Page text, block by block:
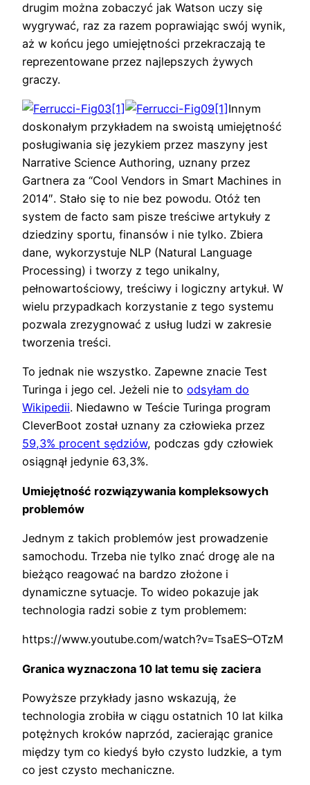
drugim można zobaczyć jak Watson uczy się
wygrywać, raz za razem poprawiając swój wynik,
aż w końcu jego umiejętności przekraczają te
reprezentowane przez najlepszych żywych
graczy.
Innym
doskonałym przykładem na swoistą umiejętność
posługiwania się jezykiem przez maszyny jest
Narrative Science Authoring, uznany przez
Gartnera za “Cool Vendors in Smart Machines in
2014″. Stało się to nie bez powodu. Otóż ten
system de facto sam pisze treściwe artykuły z
dziedziny sportu, finansów i nie tylko. Zbiera
dane, wykorzystuje NLP (Natural Language
Processing) i tworzy z tego unikalny,
pełnowartościowy, treściwy i logiczny artykuł. W
wielu przypadkach korzystanie z tego systemu
pozwala zrezygnować z usług ludzi w zakresie
tworzenia treści.
To jednak nie wszystko. Zapewne znacie Test
Turinga i jego cel. Jeżeli nie to odsyłam do
Wikipedii. Niedawno w Teście Turinga program
CleverBoot został uznany za człowieka przez
59,3% procent sędziów, podczas gdy człowiek
osiągnął jedynie 63,3%.
Umiejętność rozwiązywania kompleksowych
problemów
Jednym z takich problemów jest prowadzenie
samochodu. Trzeba nie tylko znać drogę ale na
bieżąco reagować na bardzo złożone i
dynamiczne sytuacje. To wideo pokazuje jak
technologia radzi sobie z tym problemem:
https://www.youtube.com/watch?v=TsaES–OTzM
Granica wyznaczona 10 lat temu się zaciera
Powyższe przykłady jasno wskazują, że
technologia zrobiła w ciągu ostatnich 10 lat kilka
potężnych kroków naprzód, zacierając granice
między tym co kiedyś było czysto ludzkie, a tym
co jest czysto mechaniczne.